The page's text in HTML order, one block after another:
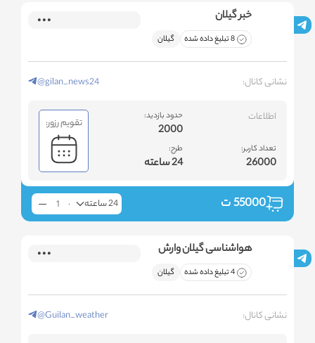
خبر گیلان
8 تبلیغ داده شده گیلان
نشانی کانال: @gilan_news24
اطلاعات
تعداد کاربر:
26000
حدود بازدید:
2000
طرح:
24 ساعته
تقویم رزور:
55000ت 24 ساعته
هواشناسی گیلان وارش
4 تبلیغ داده شده گیلان
نشانی کانال: @Guilan_weather